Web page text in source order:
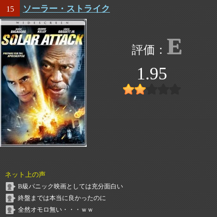
15 ソーラー・ストライク
E
1.95
ネット上の声
B級パニック映画としては充分面白い
終盤までは本当に良かったのに
全然オモロ無い・・・ｗｗ